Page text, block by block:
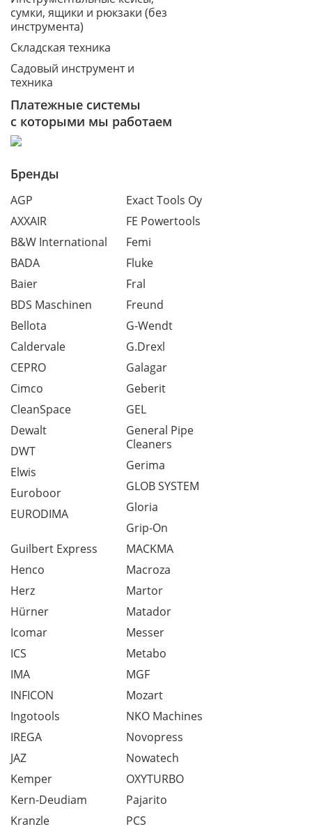
сумки, ящики и рюкзаки (без
инструмента)
Складская техника
Садовый инструмент и
техника
Платежные системы
с которыми мы работаем
Бренды
AGP
AXXAIR
B&W International
BADA
Baier
BDS Maschinen
Bellota
Caldervale
CEPRO
Cimco
CleanSpace
Dewalt
DWT
Elwis
Euroboor
EURODIMA
Exact Tools Oy
FE Powertools
Femi
Fluke
Fral
Freund
G-Wendt
G.Drexl
Galagar
Geberit
GEL
General Pipe
Cleaners
Gerima
GLOB SYSTEM
Gloria
Grip-On
Guilbert Express
Henco
Herz
Hürner
Icomar
ICS
IMA
INFICON
Ingotools
IREGA
JAZ
Kemper
Kern-Deudiam
Kranzle
MACKMA
Macroza
Martor
Matador
Messer
Metabo
MGF
Mozart
NKO Machines
Novopress
Nowatech
OXYTURBO
Pajarito
PCS